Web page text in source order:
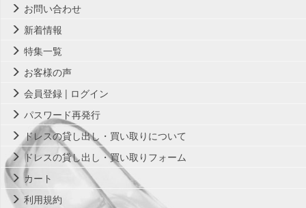
お問い合わせ
新着情報
特集一覧
お客様の声
会員登録 | ログイン
パスワード再発行
ドレスの貸し出し・買い取りについて
ドレスの貸し出し・買い取りフォーム
カート
利用規約